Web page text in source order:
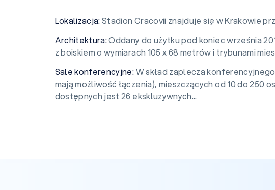
Lokalizacja:Stadion Cracovii znajduje się w Krakowie
Architektura:Oddany do użytku pod koniec września
z boiskiem o wymiarach 105 x 68 metrów i trybunami
Sale konferencyjne:W skład zaplecza
mają możliwość łączenia), mieszczących od 10 do 250
dostępnych jest 26 ekskluzywnych...